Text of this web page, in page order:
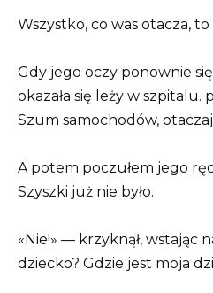
Wszystko, co was otacza,
Gdy jego oczy ponownie
okazała się leży w szpitalu.
Szum samochodów,
A potem poczułem jego
Szyszki już nie było.
«Nie!» — krzyknął, wstając
dziecko? Gdzie jest moja